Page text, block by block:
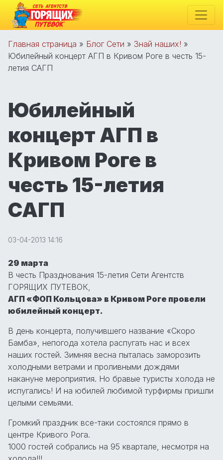
Главная страница » Блог Сети » Знай наших! »
Юбилейный концерт АГП в Кривом Роге в честь 15-
летия САГП
Юбилейный
концерт АГП в
Кривом Роге в
честь 15-летия
САГП
03-04-2013 14:16
29 марта
В честь Празднования 15-летия Сети Агентств
ГОРЯЩИХ ПУТЕВОК,
АГП «ФОП Кольцова» в Кривом Роге провели
юбилейный концерт.
В день концерта, получившего название «Скоро
Бамба», непогода хотела распугать нас и всех
наших гостей. Зимняя весна пыталась заморозить
холодными ветрами и проливными дождями
накануне мероприятия. Но бравые туристы холода не
испугались! И на юбилей любимой турфирмы пришли
целыми семьями.
Громкий праздник все-таки состоялся прямо в
центре Кривого Рога.
1000 гостей собрались на 95 квартале, несмотря на